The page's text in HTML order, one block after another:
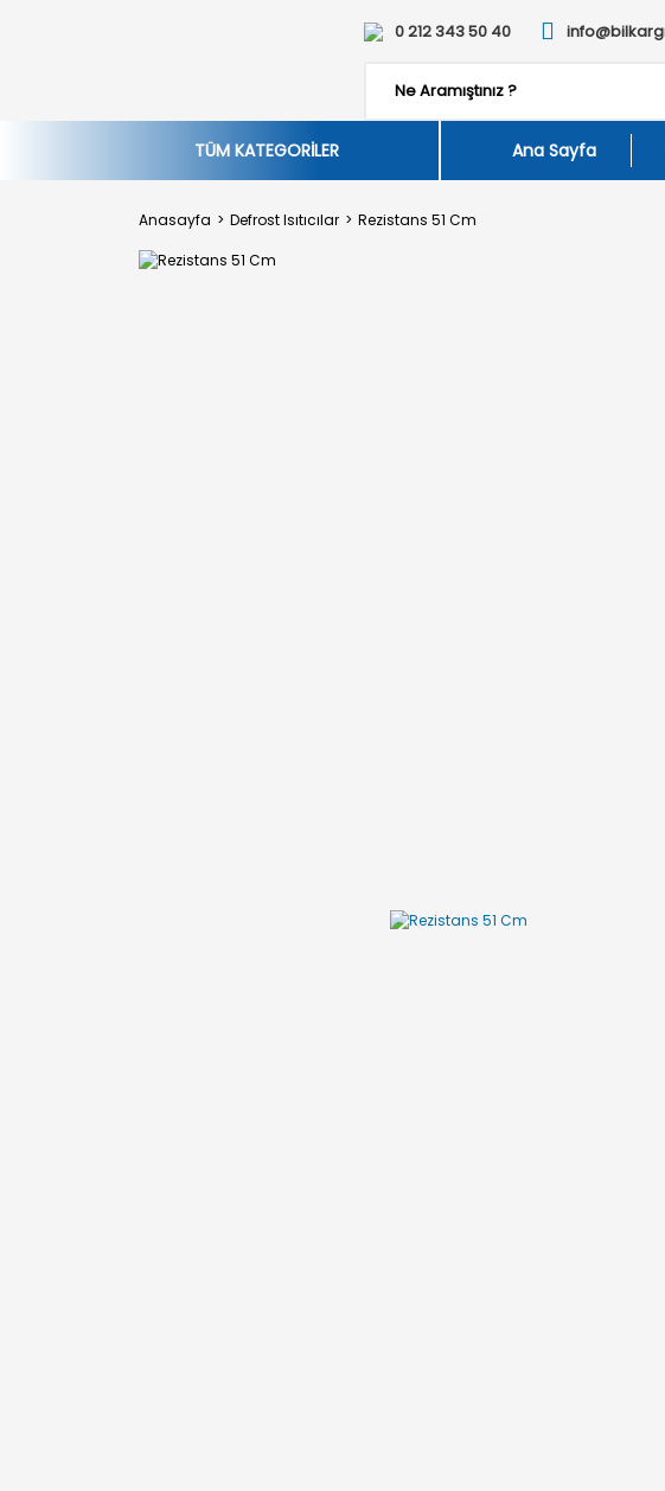
0 212 343 50 40
TÜM KATEGORİLER Ana Sayfa
Anasayfa Defrost Isıtıcılar Rezistans 51 Cm